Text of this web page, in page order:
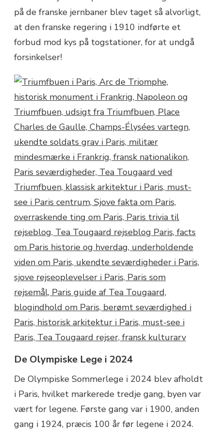
på de franske jernbaner blev taget så alvorligt,
at den franske regering i 1910 indførte et
forbud mod kys på togstationer, for at undgå
forsinkelser!
De Olympiske Lege i 2024
De Olympiske Sommerlege i 2024 blev afholdt
i Paris, hvilket markerede tredje gang, byen var
vært for legene. Første gang var i 1900, anden
gang i 1924, præcis 100 år før legene i 2024.